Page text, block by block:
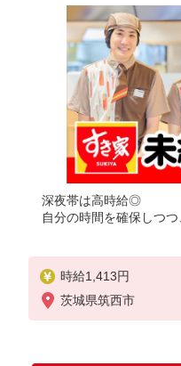
深夜帯は高時給◎
自分の時間を確保しつ
時給1,413円
茨城県筑西市